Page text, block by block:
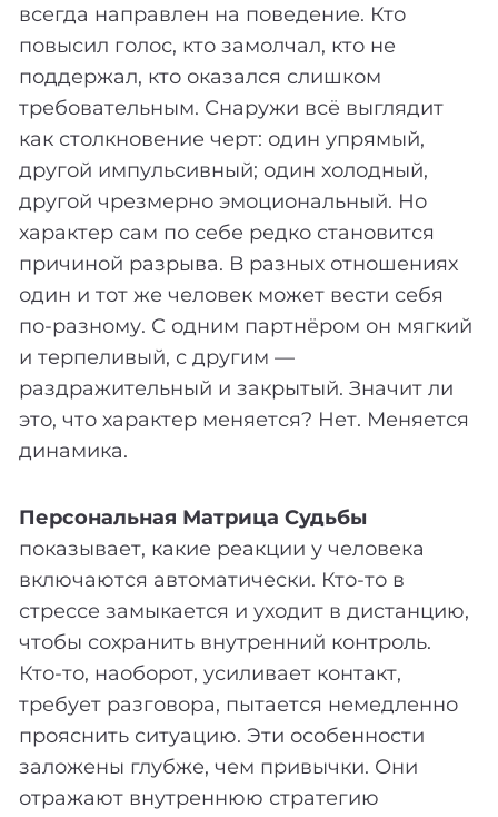
всегда направлен на поведение. Кто
повысил голос, кто замолчал, кто не
поддержал, кто оказался слишком
требовательным. Снаружи всё выглядит
как столкновение черт: один упрямый,
другой импульсивный; один холодный,
другой чрезмерно эмоциональный. Но
характер сам по себе редко становится
причиной разрыва. В разных отношениях
один и тот же человек может вести себя
по-разному. С одним партнёром он мягкий
и терпеливый, с другим —
раздражительный и закрытый. Значит ли
это, что характер меняется? Нет. Меняется
динамика.
Персональная Матрица Судьбы
показывает, какие реакции у человека
включаются автоматически. Кто-то в
стрессе замыкается и уходит в дистанцию,
чтобы сохранить внутренний контроль.
Кто-то, наоборот, усиливает контакт,
требует разговора, пытается немедленно
прояснить ситуацию. Эти особенности
заложены глубже, чем привычки. Они
отражают внутреннюю стратегию